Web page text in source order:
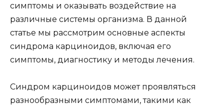
симптомы и оказывать воздействие на
различные системы организма. В данной
статье мы рассмотрим основные аспекты
синдрома карциноидов, включая его
симптомы, диагностику и методы лечения.
Синдром карциноидов может проявляться
разнообразными симптомами, такими как